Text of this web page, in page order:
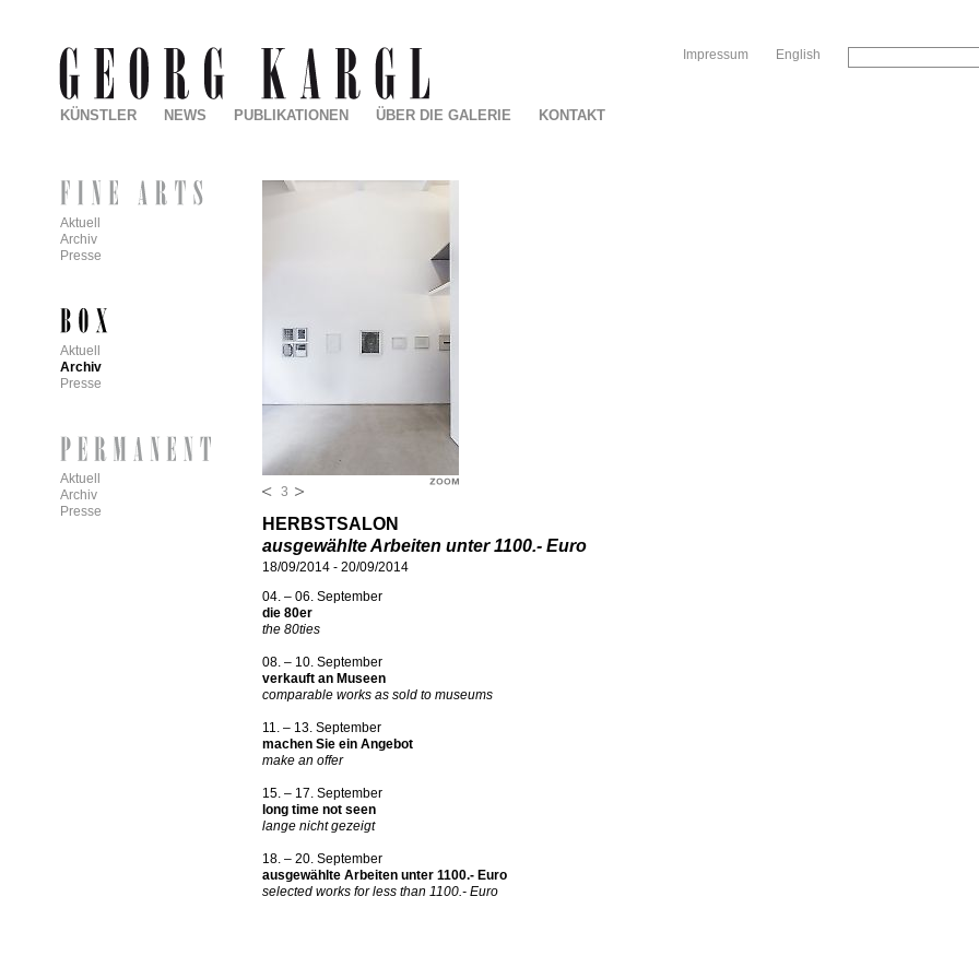
English
Impressum
3
HERBSTSALON
ausgewählte Arbeiten unter 1100.- Euro
18/09/2014 - 20/09/2014
04. – 06. September
die 80er
the 80ties
08. – 10. September
verkauft an Museen
comparable works as sold to museums
11. – 13. September
machen Sie ein Angebot
make an offer
15. – 17. September
long time not seen
lange nicht gezeigt
18. – 20. September
ausgewählte Arbeiten unter 1100.- Euro
selected works for less than 1100.- Euro
KÜNSTLER NEWS PUBLIKATIONEN ÜBER DIE GALERIE KONTAKT
Aktuell
Archiv
Presse
Aktuell
Archiv
Presse
Aktuell
Archiv
Presse